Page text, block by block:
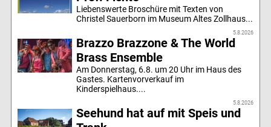
Liebenswerte Broschüre mit Texten von
Christel Sauerborn im Museum Altes Zollhaus...
5.8.2026
Brazzo Brazzone & The World
Brass Ensemble
Am Donnerstag, 6.8. um 20 Uhr im Haus des
Gastes. Kartenvorverkauf im
Kinderspielhaus....
5.8.2026
Seehund hat auf mit Speis und